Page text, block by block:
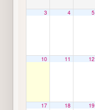
3 4 5
10 11 12
17 18 19